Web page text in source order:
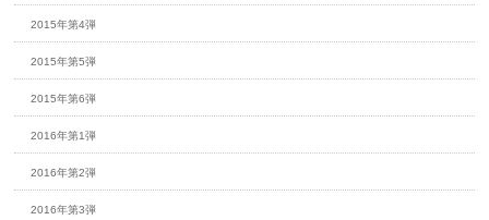
2015年第4弾
2015年第5弾
2015年第6弾
2016年第1弾
2016年第2弾
2016年第3弾